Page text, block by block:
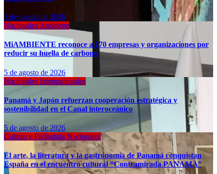
5 de agosto de 2026
Nacionales Ambiente
MiAMBIENTE reconoce a 170 empresas y organizaciones por
reducir su huella de carbono
5 de agosto de 2026
Nacionales Internacionales
Panamá y Japón refuerzan cooperación estratégica y
sostenibilidad en el Canal interoceánico
5 de agosto de 2026
Cultura y Farándula Nacionales
El arte, la literatura y la gastronomía de Panamá conquistan
España en el encuentro cultural “Contramirada PANAMÁ”